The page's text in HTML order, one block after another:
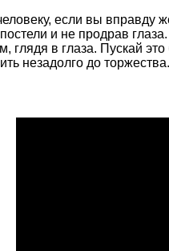
если вы
и не продрав
в глаза. Пускай
незадолго до торжества.